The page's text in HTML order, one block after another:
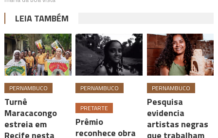
LEIA TAMBÉM
PERNAMBUCO
Turnê
Maracacongo
estreia em
Recife nesta
PERNAMBUCO
PRETARTE
Prêmio
reconhece obra
PERNAMBUCO
Pesquisa
evidencia
artistas negras
que trabalham